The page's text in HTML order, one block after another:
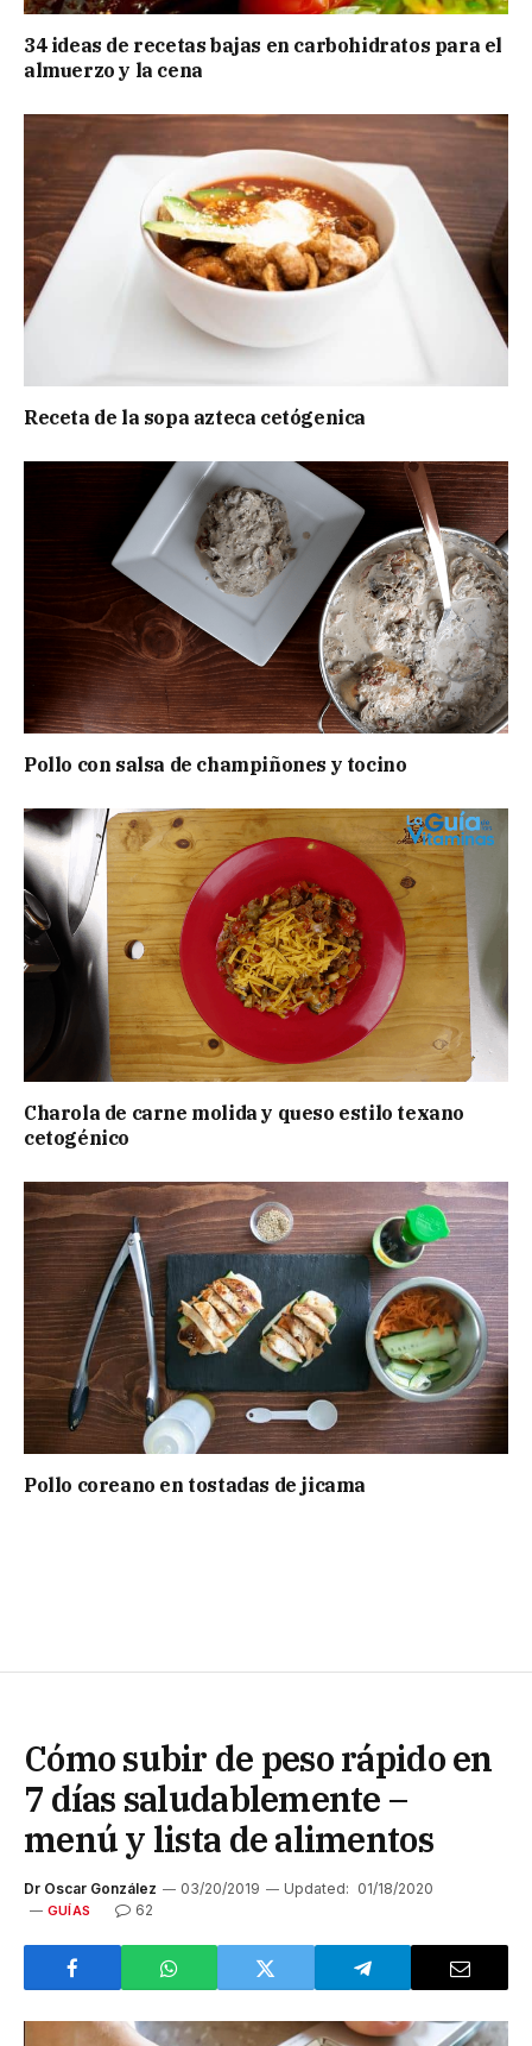
34 ideas de recetas bajas en carbohidratos para el
almuerzo y la cena
Receta de la sopa azteca cetógenica
Pollo con salsa de champiñones y tocino
Charola de carne molida y queso estilo texano
cetogénico
Pollo coreano en tostadas de jicama
Cómo subir de peso rápido en
7 días saludablemente –
menú y lista de alimentos
Dr Oscar González 03/20/2019 Updated: 01/18/2020
GUÍAS 62